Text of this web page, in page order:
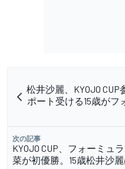
松井沙麗、KYOJO
ポート受ける15歳が
次の記事
KYOJO CUP、フォーミュ
菜が初優勝。15歳松井沙